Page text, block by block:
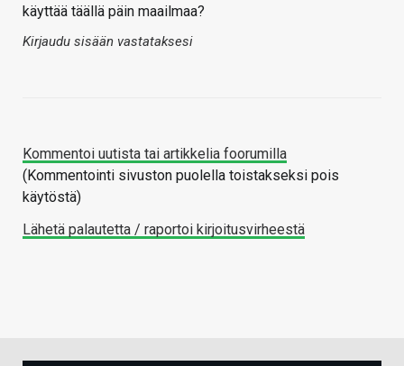
käyttää täällä päin maailmaa?
Kirjaudu sisään vastataksesi
Kommentoi uutista tai artikkelia foorumilla
(Kommentointi sivuston puolella toistakseksi pois
käytöstä)
Lähetä palautetta / raportoi kirjoitusvirheestä